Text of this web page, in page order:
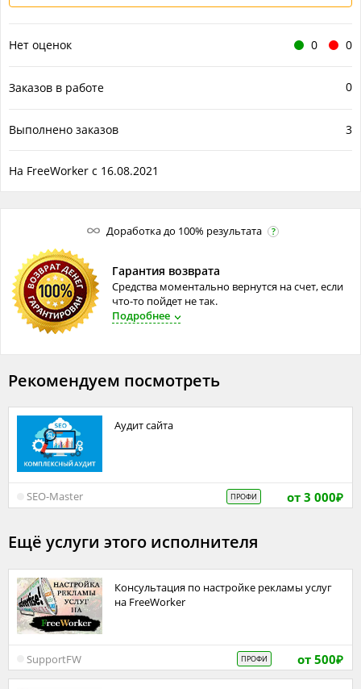
Доработка до 100% результата ?
Гарантия возврата
Средства моментально вернутся на счет, если
что-то пойдет не так.
Подробнее
Рекомендуем посмотреть
Аудит сайта
от 3 000₽
ПРОФИ
SEO-Master
0 0
Нет оценок
0
Заказов в работе
3
Выполнено заказов
На FreeWorker с 16.08.2021
Ещё услуги этого исполнителя
Консультация по настройке рекламы услуг
на FreeWorker
от 500₽
ПРОФИ
SupportFW